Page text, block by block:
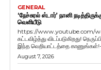
GENERAL
‘நேச்சுரல் ஸ்டார்’ நானி
வெளியீடு
https://www.youtube.com/
கட்டவிழ்த்து விடப்படுகிறது!
இந்த வெறியாட்டத்தை காணுங்கள்!-
August 7, 2026